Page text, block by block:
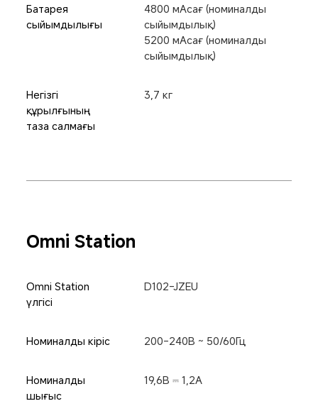
Батарея
сыйымдылығы
4800 мАсағ (номиналды
сыйымдылық)
5200 мАсағ (номиналды
сыйымдылық)
Негізгі
құрылғының
таза салмағы
3,7 кг
Omni Station
Omni Station
үлгісі
D102-JZEU
Номиналды кіріс 200-240В ~ 50/60Гц
Номиналды
шығыс
19,6В ⎓ 1,2А